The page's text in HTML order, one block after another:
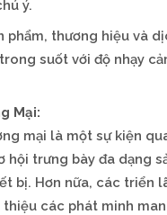
ý.
phẩm, thương hiệu và
suốt với độ nhạy
Mại:
mại là một sự kiện
hội trưng bày đa dạng
bị. Hơn nữa, các triển
các phát minh